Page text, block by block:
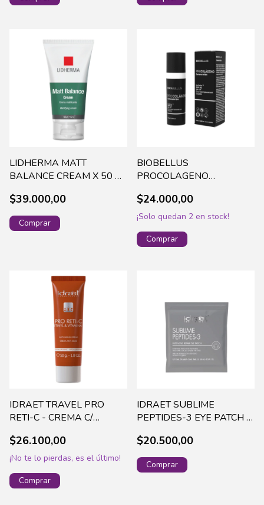
LIDHERMA MATT
BALANCE CREAM X 50 G
$39.000,00
BIOBELLUS
PROCOLAGENO
ML (101675) +
$24.000,00
¡Solo quedan 2 en stock!
IDRAET TRAVEL PRO
RETI-C - CREMA C/
-17162 (96)
$26.100,00
¡No te lo pierdas, es el último!
IDRAET SUBLIME
PEPTIDES-3 EYE PATCH X
(144)
$20.500,00